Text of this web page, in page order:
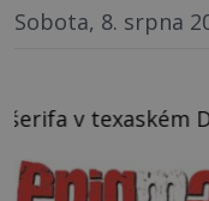
Sobota, 8. srpna
County